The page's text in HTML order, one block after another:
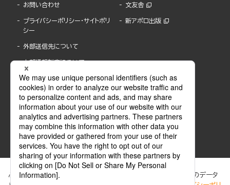
お問い合わせ
プライバシーポリシー・サイトポリ
シー
外部送信先について
内部通報制度について
文友舎
新アポロ出版
ぶんか社が運営するサイトでは、利便性向上のためにCookie等のデータ